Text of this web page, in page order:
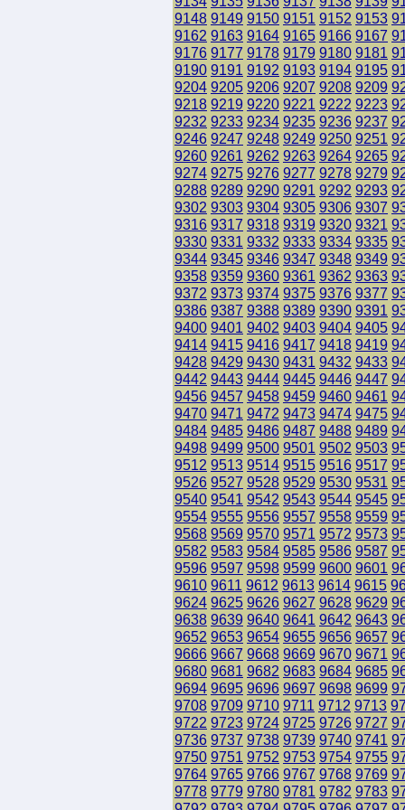
9148 9149 9150 9151 9152 9153
9162 9163 9164 9165 9166 9167
9176 9177 9178 9179 9180 9181
9190 9191 9192 9193 9194 9195
9204 9205 9206 9207 9208 9209
9218 9219 9220 9221 9222 9223
9232 9233 9234 9235 9236 9237
9246 9247 9248 9249 9250 9251
9260 9261 9262 9263 9264 9265
9274 9275 9276 9277 9278 9279
9288 9289 9290 9291 9292 9293
9302 9303 9304 9305 9306 9307
9316 9317 9318 9319 9320 9321
9330 9331 9332 9333 9334 9335
9344 9345 9346 9347 9348 9349
9358 9359 9360 9361 9362 9363
9372 9373 9374 9375 9376 9377
9386 9387 9388 9389 9390 9391
9400 9401 9402 9403 9404 9405
9414 9415 9416 9417 9418 9419
9428 9429 9430 9431 9432 9433
9442 9443 9444 9445 9446 9447
9456 9457 9458 9459 9460 9461
9470 9471 9472 9473 9474 9475
9484 9485 9486 9487 9488 9489
9498 9499 9500 9501 9502 9503
9512 9513 9514 9515 9516 9517
9526 9527 9528 9529 9530 9531
9540 9541 9542 9543 9544 9545
9554 9555 9556 9557 9558 9559
9568 9569 9570 9571 9572 9573
9582 9583 9584 9585 9586 9587
9596 9597 9598 9599 9600 9601
9610 9611 9612 9613 9614 9615
9624 9625 9626 9627 9628 9629
9638 9639 9640 9641 9642 9643
9652 9653 9654 9655 9656 9657
9666 9667 9668 9669 9670 9671
9680 9681 9682 9683 9684 9685
9694 9695 9696 9697 9698 9699
9708 9709 9710 9711 9712 9713
9722 9723 9724 9725 9726 9727
9736 9737 9738 9739 9740 9741
9750 9751 9752 9753 9754 9755
9764 9765 9766 9767 9768 9769
9778 9779 9780 9781 9782 9783